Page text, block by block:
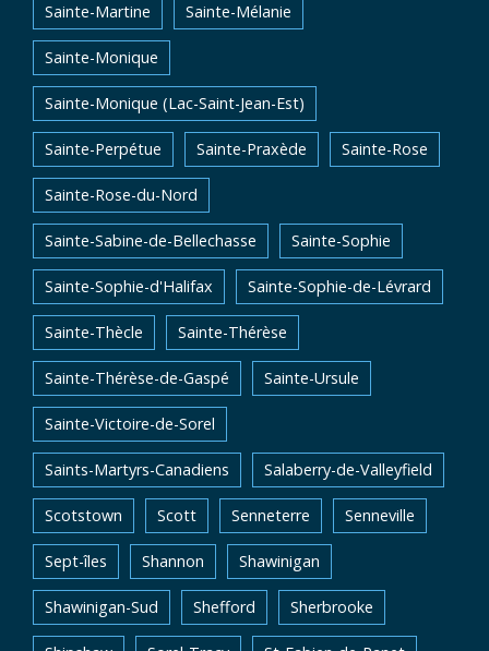
Sainte-Martine Sainte-Mélanie
Sainte-Monique
Sainte-Monique (Lac-Saint-Jean-Est)
Sainte-Perpétue Sainte-Praxède Sainte-Rose
Sainte-Rose-du-Nord
Sainte-Sabine-de-Bellechasse Sainte-Sophie
Sainte-Sophie-d'Halifax Sainte-Sophie-de-Lévrard
Sainte-Thècle Sainte-Thérèse
Sainte-Thérèse-de-Gaspé Sainte-Ursule
Sainte-Victoire-de-Sorel
Saints-Martyrs-Canadiens Salaberry-de-Valleyfield
Scotstown Scott Senneterre Senneville
Sept-îles Shannon Shawinigan
Shawinigan-Sud Shefford Sherbrooke